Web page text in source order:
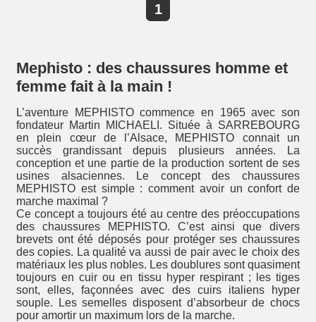
Mephisto : des chaussures homme et
femme fait à la main !
L’aventure MEPHISTO commence en 1965 avec son
fondateur Martin MICHAELI. Située à SARREBOURG
en plein cœur de l’Alsace, MEPHISTO connait un
succès grandissant depuis plusieurs années. La
conception et une partie de la production sortent de ses
usines alsaciennes. Le concept des chaussures
MEPHISTO est simple : comment avoir un confort de
marche maximal ?
Ce concept a toujours été au centre des préoccupations
des chaussures MEPHISTO. C’est ainsi que divers
brevets ont été déposés pour protéger ses chaussures
des copies. La qualité va aussi de pair avec le choix des
matériaux les plus nobles. Les doublures sont quasiment
toujours en cuir ou en tissu hyper respirant ; les tiges
sont, elles, façonnées avec des cuirs italiens hyper
souple. Les semelles disposent d’absorbeur de chocs
pour amortir un maximum lors de la marche.
1